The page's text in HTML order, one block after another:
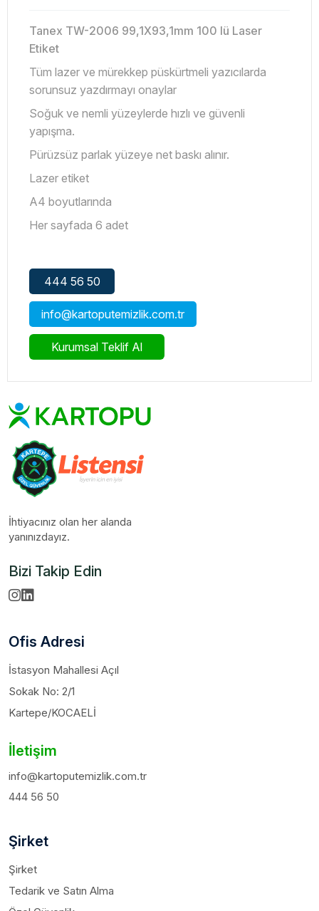
Tanex TW-2006 99,1X93,1mm 100 lü Laser
Etiket
Tüm lazer ve mürekkep püskürtmeli yazıcılarda
sorunsuz yazdırmayı onaylar
Soğuk ve nemli yüzeylerde hızlı ve güvenli
yapışma.
Pürüzsüz parlak yüzeye net baskı alınır.
Lazer etiket
A4 boyutlarında
Her sayfada 6 adet
444 56 50
info@kartoputemizlik.com.tr
Kurumsal Teklif Al
İhtiyacınız olan her alanda
yanınızdayız.
Bizi Takip Edin
Ofis Adresi
İstasyon Mahallesi Açıl
Sokak No: 2/1
Kartepe/KOCAELİ
İletişim
info@kartoputemizlik.com.tr
444 56 50
Şirket
Şirket
Tedarik ve Satın Alma